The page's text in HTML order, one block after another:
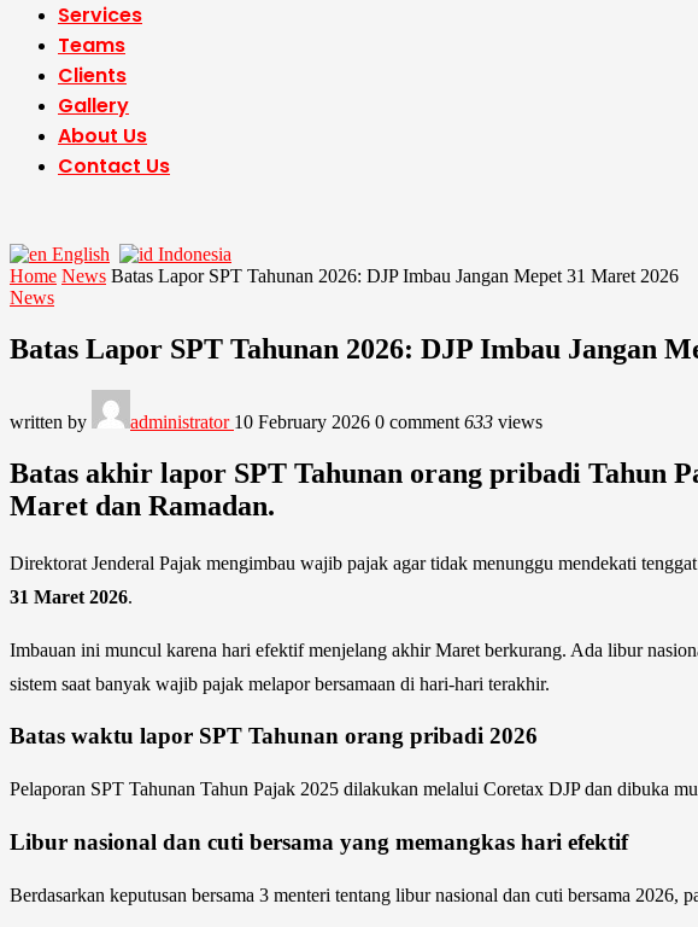
Services
Teams
Clients
Gallery
About Us
Contact Us
English
Indonesia
Home News Batas Lapor SPT Tahunan 2026: DJP Imbau Jangan Mepet 31 Maret 2026
News
Batas Lapor SPT Tahunan 2026: DJP Imbau Jangan
written by administrator 10 February 2026 0 comment 633 views
Batas akhir lapor SPT Tahunan orang pribadi Tahun
Maret dan Ramadan.
Direktorat Jenderal Pajak mengimbau wajib pajak agar tidak menunggu mendekati
31 Maret 2026.
Imbauan ini muncul karena hari efektif menjelang akhir Maret berkurang. Ada libur
sistem saat banyak wajib pajak melapor bersamaan di hari-hari terakhir.
Batas waktu lapor SPT Tahunan orang pribadi 2026
Pelaporan SPT Tahunan Tahun Pajak 2025 dilakukan melalui Coretax DJP dan dibuka
Libur nasional dan cuti bersama yang memangkas hari efektif
Berdasarkan keputusan bersama 3 menteri tentang libur nasional dan cuti bersama 2026,